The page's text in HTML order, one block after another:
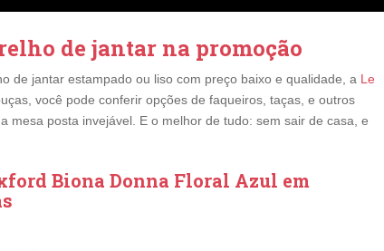
de jantar na promoção
de jantar estampado ou liso com preço baixo e qualidade, a Le
você pode conferir opções de faqueiros, taças, e outros
mesa posta invejável. E o melhor de tudo: sem sair de casa, e
Biona Donna Floral Azul em